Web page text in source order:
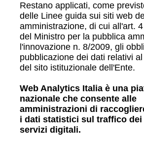
Restano applicati, come
delle Linee guida sui siti web
amministrazione, di cui all'art.
del Ministro per la pubblica
l'innovazione n. 8/2009, gli
pubblicazione dei dati relativi
del sito istituzionale dell'Ente.
Web Analytics Italia è una
nazionale che consente alle
amministrazioni di
i dati statistici sul traffico
servizi digitali.